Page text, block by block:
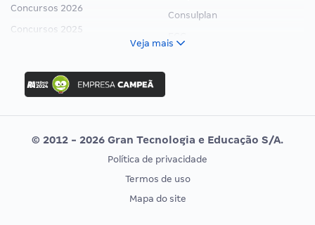
Concursos 2026
Concursos 2025
Concurso Ibama
Concurso MPU
Editais publicados
Consulplan
Vunesp
CONCURSOS POR PROFISSÃO
EXAME DE ORDEM
Veja mais
© 2012 - 2026 Gran Tecnologia e Educação S/A.
Política de privacidade
Termos de uso
Mapa do site